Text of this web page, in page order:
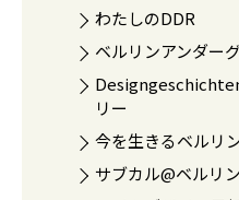
わたしのDDR
ベルリンアンダー
リー
今を生きるベルリ
サブカル@ベルリン